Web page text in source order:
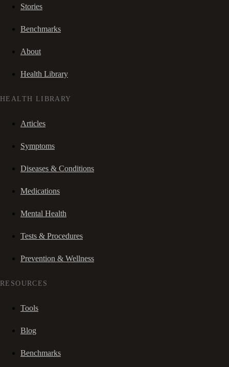
Stories
Benchmarks
About
Health Library
HEALTH LIBRARY
Articles
Symptoms
Diseases & Conditions
Medications
Mental Health
Tests & Procedures
Prevention & Wellness
RESOURCES
Tools
Blog
Benchmarks